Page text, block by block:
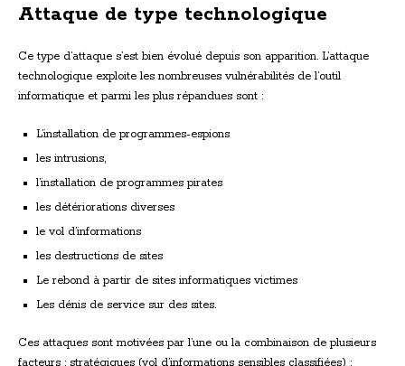
Attaque de type technologique
Ce type d’attaque s’est bien évolué depuis son apparition. L’attaque
technologique exploite les nombreuses vulnérabilités de l’outil
informatique et parmi les plus répandues sont :
L’installation de programmes-espions
les intrusions,
l’installation de programmes pirates
les détériorations diverses
le vol d’informations
les destructions de sites
Le rebond à partir de sites informatiques victimes
Les dénis de service sur des sites.
Ces attaques sont motivées par l’une ou la combinaison de plusieurs
facteurs : stratégiques (vol d’informations sensibles classifiées) ;